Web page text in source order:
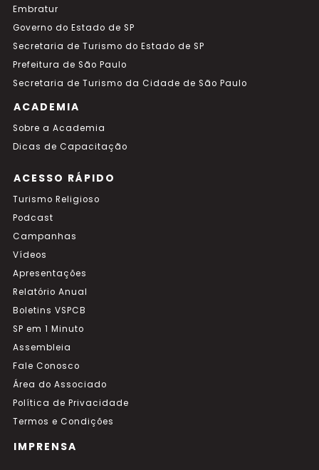
Embratur
Governo do Estado de SP
Secretaria de Turismo do Estado de SP
Prefeitura de São Paulo
Secretaria de Turismo da Cidade de São Paulo
ACADEMIA
Sobre a Academia
Dicas de Capacitação
ACESSO RÁPIDO
Turismo Religioso
Podcast
Campanhas
Vídeos
Apresentações
Relatório Anual
Boletins VSPCB
SP em 1 Minuto
Assembleia
Fale Conosco
Área do Associado
Política de Privacidade
Termos e Condições
IMPRENSA